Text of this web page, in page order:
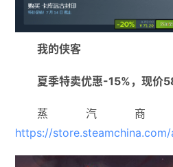
我的侠客
夏季特卖优惠-15%，现价
蒸汽商
https://store.steamchina.com/